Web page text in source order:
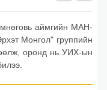
аймгийн МАН-
Монгол" группийн
оронд нь УИХ-ын